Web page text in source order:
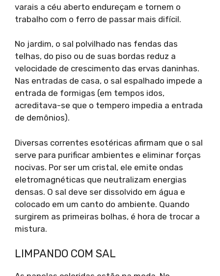
varais a céu aberto endureçam e tornem o
trabalho com o ferro de passar mais difícil.
No jardim, o sal polvilhado nas fendas das
telhas, do piso ou de suas bordas reduz a
velocidade de crescimento das ervas daninhas.
Nas entradas de casa, o sal espalhado impede a
entrada de formigas (em tempos idos,
acreditava-se que o tempero impedia a entrada
de demônios).
Diversas correntes esotéricas afirmam que o sal
serve para purificar ambientes e eliminar forças
nocivas. Por ser um cristal, ele emite ondas
eletromagnéticas que neutralizam energias
densas. O sal deve ser dissolvido em água e
colocado em um canto do ambiente. Quando
surgirem as primeiras bolhas, é hora de trocar a
mistura.
LIMPANDO COM SAL